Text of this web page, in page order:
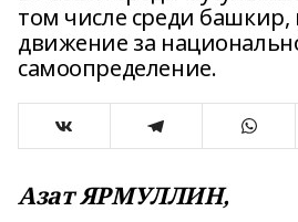
том числе среди башкир,
движение за
самоопределение.
Азат ЯРМУЛЛИН,